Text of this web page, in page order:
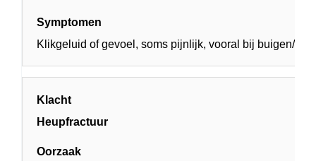
Klikgeluid of gevoel, soms pijnlijk, vooral bij buigen/
Heupfractuur